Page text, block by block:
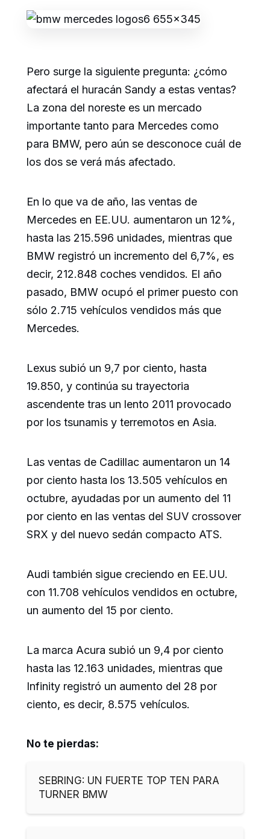
Pero surge la siguiente pregunta: ¿cómo
afectará el huracán Sandy a estas ventas?
La zona del noreste es un mercado
importante tanto para Mercedes como
para BMW, pero aún se desconoce cuál de
los dos se verá más afectado.
En lo que va de año, las ventas de
Mercedes en EE.UU. aumentaron un 12%,
hasta las 215.596 unidades, mientras que
BMW registró un incremento del 6,7%, es
decir, 212.848 coches vendidos. El año
pasado, BMW ocupó el primer puesto con
sólo 2.715 vehículos vendidos más que
Mercedes.
Lexus subió un 9,7 por ciento, hasta
19.850, y continúa su trayectoria
ascendente tras un lento 2011 provocado
por los tsunamis y terremotos en Asia.
Las ventas de Cadillac aumentaron un 14
por ciento hasta los 13.505 vehículos en
octubre, ayudadas por un aumento del 11
por ciento en las ventas del SUV crossover
SRX y del nuevo sedán compacto ATS.
Audi también sigue creciendo en EE.UU.
con 11.708 vehículos vendidos en octubre,
un aumento del 15 por ciento.
La marca Acura subió un 9,4 por ciento
hasta las 12.163 unidades, mientras que
Infinity registró un aumento del 28 por
ciento, es decir, 8.575 vehículos.
No te pierdas:
SEBRING: UN FUERTE TOP TEN PARA
TURNER BMW